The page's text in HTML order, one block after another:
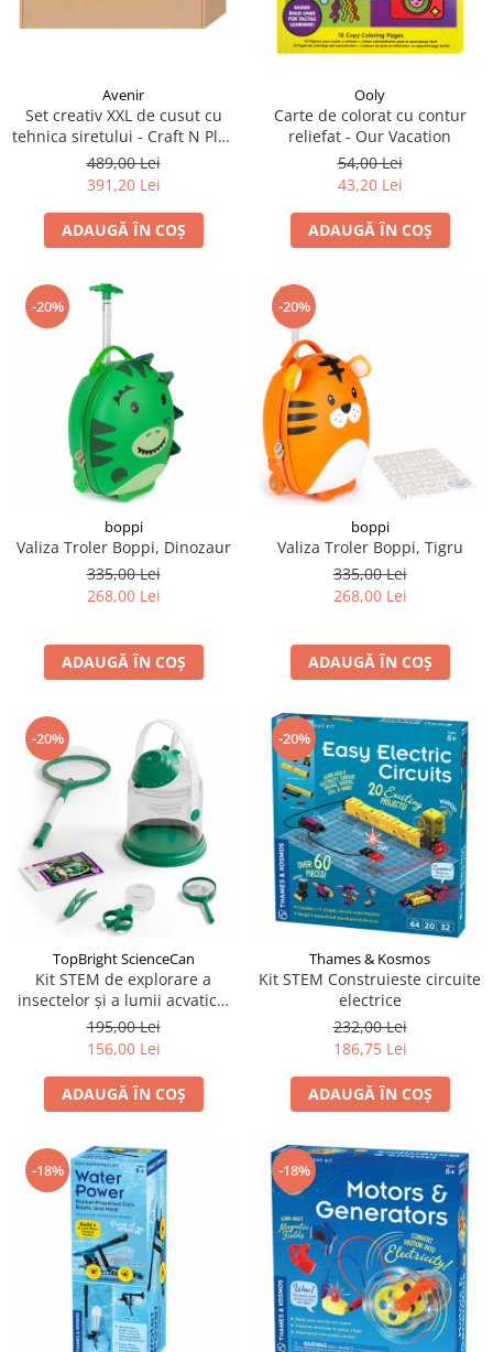
Avenir
Set creativ XXL de cusut cu
tehnica siretului - Craft N Play
Box
489,00 Lei
391,20 Lei
ADAUGĂ ÎN COȘ
Ooly
Carte de colorat cu contur
reliefat - Our Vacation
54,00 Lei
43,20 Lei
ADAUGĂ ÎN COȘ
-20%
boppi
Valiza Troler Boppi, Dinozaur
335,00 Lei
268,00 Lei
ADAUGĂ ÎN COȘ
-20%
boppi
Valiza Troler Boppi, Tigru
335,00 Lei
268,00 Lei
ADAUGĂ ÎN COȘ
-20%
TopBright ScienceCan
Kit STEM de explorare a
insectelor și a lumii acvatice,
TopBright
195,00 Lei
156,00 Lei
ADAUGĂ ÎN COȘ
-20%
Thames & Kosmos
Kit STEM Construieste circuite
electrice
232,00 Lei
186,75 Lei
ADAUGĂ ÎN COȘ
-18% -18%